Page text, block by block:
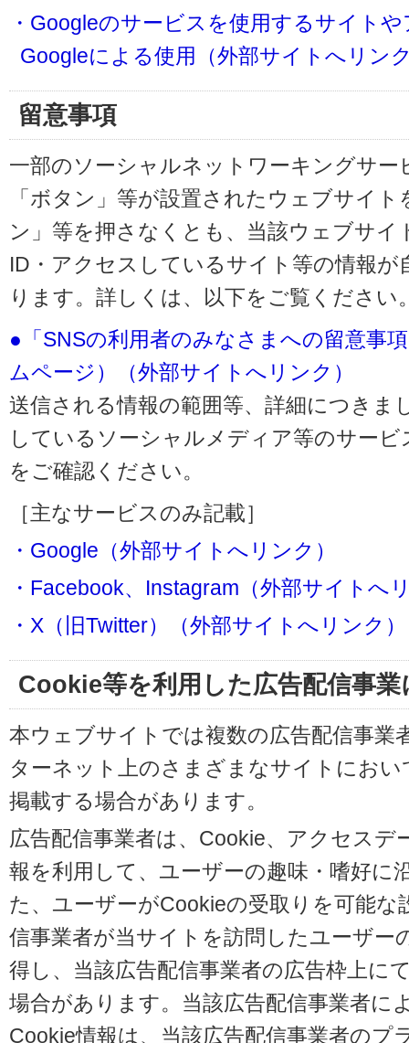
・Googleのサービスを使用するサイト
Googleによる使用（外部サイトへリン
留意事項
一部のソーシャルネットワーキングサー
「ボタン」等が設置されたウェブサイ
ン」等を押さなくとも、当該ウェブサイ
ID・アクセスしているサイト等の情報
ります。詳しくは、以下をご覧ください
●「SNSの利用者のみなさまへの留意事
ムページ）（外部サイトへリンク）
送信される情報の範囲等、詳細につきま
しているソーシャルメディア等のサー
をご確認ください。
［主なサービスのみ記載］
・Google（外部サイトへリンク）
・Facebook、Instagram（外部サイトへ
・X（旧Twitter）（外部サイトへリンク）
Cookie等を利用した広告配信事
本ウェブサイトでは複数の広告配信事業
ターネット上のさまざまなサイトにお
掲載する場合があります。
広告配信事業者は、Cookie、アクセスデ
報を利用して、ユーザーの趣味・嗜好に
た、ユーザーがCookieの受取りを可能
信事業者が当サイトを訪問したユーザー
得し、当該広告配信事業者の広告枠上に
場合があります。当該広告配信事業者に
Cookie情報は、当該広告配信事業者のプ